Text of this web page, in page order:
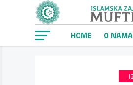
HOME O NAMA